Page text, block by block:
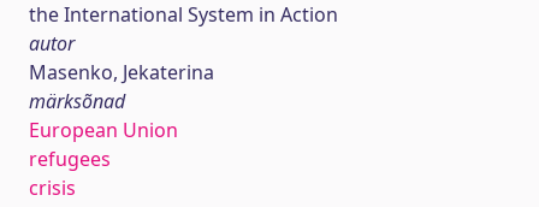
the International System in Action
autor
Masenko, Jekaterina
märksõnad
European Union
refugees
crisis